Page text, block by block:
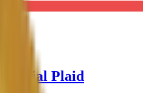
Imperial Plaid